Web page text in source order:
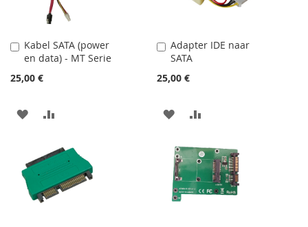
Kabel SATA (power
en data) - MT Serie
25,00 €
Přidat
do
košíku
PŘIDAT
OBLÍBENÝM
POROVNÁNÍ
Adapter IDE naar
SATA
25,00 €
Přidat
do
košíku
PŘIDAT
OBLÍBENÝM
POROVNÁNÍ